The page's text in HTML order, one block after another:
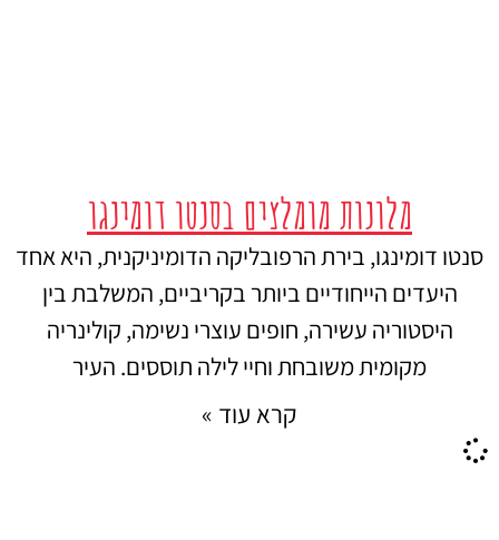
מלונות מומלצים בסנטו דומינגו
סנטו דומינגו, בירת הרפובליקה הדומיניקנית, היא אחד
היעדים הייחודיים ביותר בקריביים, המשלבת בין
היסטוריה עשירה, חופים עוצרי נשימה, קולינריה
מקומית משובחת וחיי לילה תוססים. העיר
קרא עוד »